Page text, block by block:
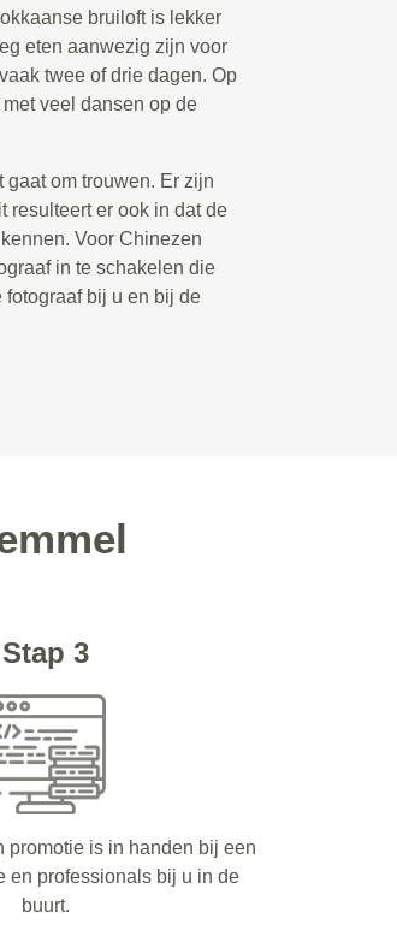
bruiloft is lekker
eten aanwezig zijn voor
twee of drie dagen. Op
veel dansen op de
om trouwen. Er zijn
resulteert er ook in dat de
Voor Chinezen
in te schakelen die
fotograaf bij u en bij de
Stap 3
promotie is in handen bij een
en professionals bij u in de
buurt.